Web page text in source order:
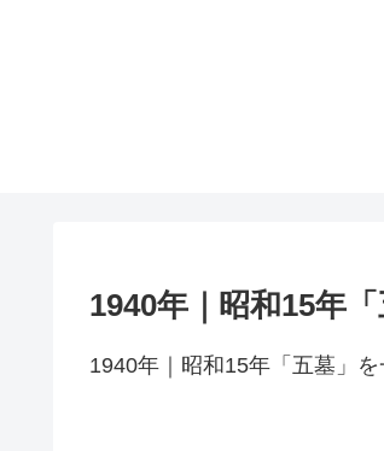
1940年｜昭和15年
1940年｜昭和15年「五墓」を